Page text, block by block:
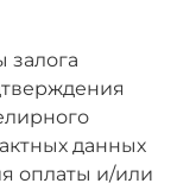
залога
данных
оплаты и/или